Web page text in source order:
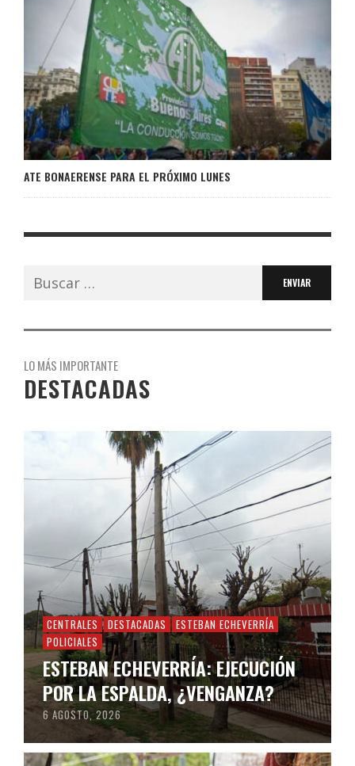
ATE BONAERENSE PARA EL PRÓXIMO LUNES
Buscar:
LO MÁS IMPORTANTE
DESTACADAS
CENTRALES DESTACADAS
ESTEBAN ECHEVERRÍA
POLICIALES
ESTEBAN ECHEVERRÍA: EJECUCIÓN
POR LA ESPALDA, ¿VENGANZA?
6 AGOSTO, 2026